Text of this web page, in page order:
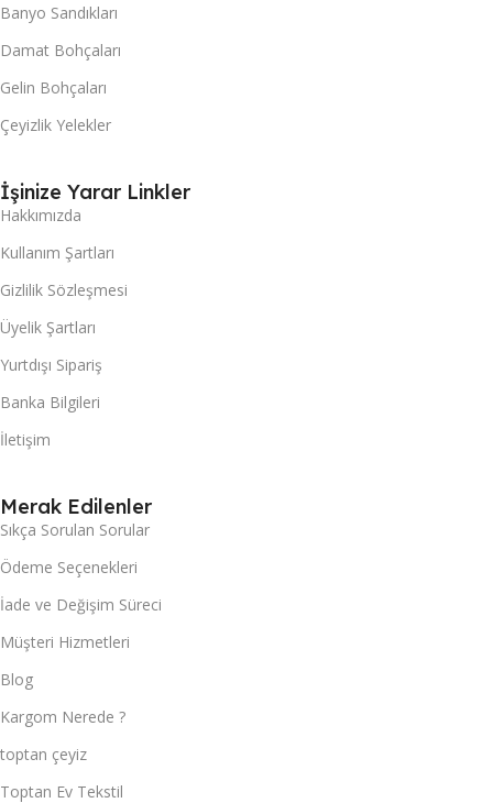
Banyo Sandıkları
Damat Bohçaları
Gelin Bohçaları
Çeyizlik Yelekler
İşinize Yarar Linkler
Hakkımızda
Kullanım Şartları
Gizlilik Sözleşmesi
Üyelik Şartları
Yurtdışı Sipariş
Banka Bilgileri
İletişim
Merak Edilenler
Sıkça Sorulan Sorular
Ödeme Seçenekleri
İade ve Değişim Süreci
Müşteri Hizmetleri
Blog
Kargom Nerede ?
toptan çeyiz
Toptan Ev Tekstil